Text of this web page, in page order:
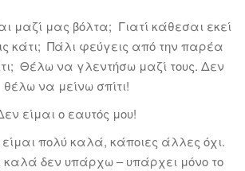
μαζί μας βόλτα; Γιατί κάθεσαι εκεί
κάτι; Πάλι φεύγεις από την παρέα
Θέλω να γλεντήσω μαζί τους. Δεν
θέλω να μείνω σπίτι!
είμαι ο εαυτός μου!
πολύ καλά, κάποιες άλλες όχι.
καλά δεν υπάρχω – υπάρχει μόνο το